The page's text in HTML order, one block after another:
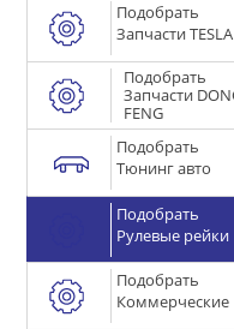
Подобрать
Запчасти TESLA
Подобрать
Запчасти
FENG
Подобрать
Тюнинг авто
Подобрать
Рулевые рейки
Подобрать
Коммерческие